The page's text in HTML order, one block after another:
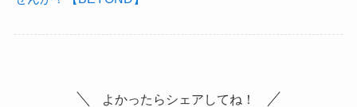
よかったらシェアしてね！